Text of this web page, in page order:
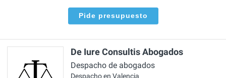
Pide presupuesto
De Iure Consultis Abogados
Despacho de abogados
Despacho en Valencia